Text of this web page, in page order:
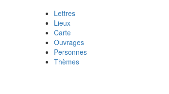
Lettres
Lieux
Carte
Ouvrages
Personnes
Thèmes